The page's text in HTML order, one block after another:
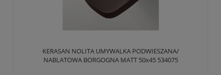
KERASAN NOLITA UMYWALKA PODWIESZANA/
NABLATOWA BORGOGNA MATT 50x45 534075